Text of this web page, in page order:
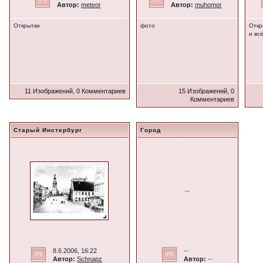
Автор: meteor
Открытки
11 Изображений, 0 Комментариев
Автор: muhomor
фото
15 Изображений, 0
Комментариев
и
Старый Инстербург
8.6.2006, 16:22
Автор: Schnapz
Город
--
--
Автор: --